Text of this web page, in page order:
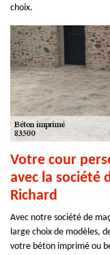
choix.
Votre cour
avec la société
Richard
Avec notre société de
large choix de modèles,
votre béton imprimé ou